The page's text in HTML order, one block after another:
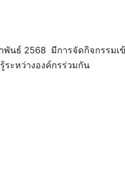
ธ์ 2568 มีการจัดกิจกรรมเ
ระหว่างองค์กรร่วมกัน